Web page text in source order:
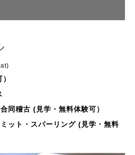
稽古 (見学・無料体験可）
ット・スパーリング (見学・無料